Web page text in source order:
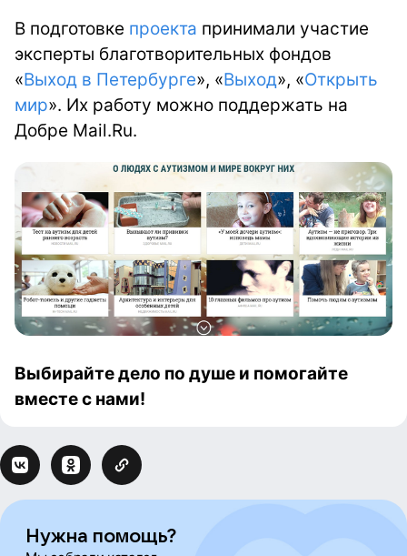
В подготовке проекта принимали участие
эксперты благотворительных фондов
«Выход в Петербурге», «Выход», «Открыть
мир». Их работу можно поддержать на
Добре Mail.Ru.
Выбирайте дело по душе и помогайте
вместе с нами!
Нужна помощь?